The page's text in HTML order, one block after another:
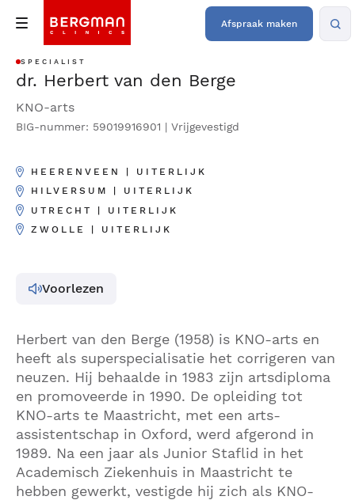
Afspraak maken
SPECIALIST
dr. Herbert van den Berge
KNO-arts
BIG-nummer: 59019916901 | Vrijgevestigd
HEERENVEEN | UITERLIJK
HILVERSUM | UITERLIJK
UTRECHT | UITERLIJK
ZWOLLE | UITERLIJK
Voorlezen
Herbert van den Berge (1958) is KNO-arts en
heeft als superspecialisatie het corrigeren van
neuzen. Hij behaalde in 1983 zijn artsdiploma
en promoveerde in 1990. De opleiding tot
KNO-arts te Maastricht, met een arts-
assistentschap in Oxford, werd afgerond in
1989. Na een jaar als Junior Staflid in het
Academisch Ziekenhuis in Maastricht te
hebben gewerkt, vestigde hij zich als KNO-